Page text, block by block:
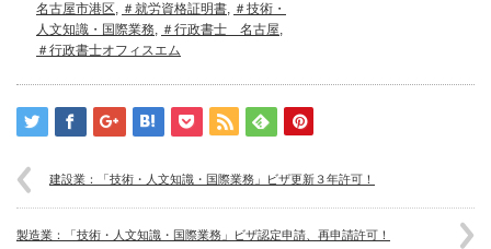
名古屋市港区, ＃就労資格証明書, ＃技術・
人文知識・国際業務, ＃行政書士 名古屋,
＃行政書士オフィスエム
建設業：「技術・人文知識・国際業務」ビザ更新３年許可！
製造業：「技術・人文知識・国際業務」ビザ認定申請、再申請許可！